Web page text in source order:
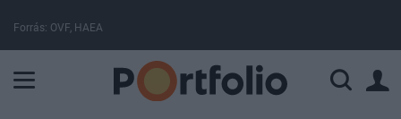
Forrás: OVF, HAEA